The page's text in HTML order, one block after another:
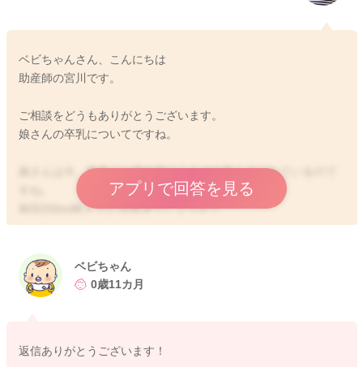
ベビちゃんさん、こんにちは
助産師の宮川です。
ご相談をどうもありがとうございます。
娘さんの卒乳についてですね。
娘さんは今、毎食ごと寝る前にミルクを飲んでくれているので
毎回200ml飲んでいる状況でしょうか？
活発によく動いてくれていることもあり、体重の増えも緩やか
今の摂取エネルギー量、水分量を考えると急に無くしてしまう
今のミルク量や離乳食の摂取量によって、今のペースがあると
アプリで回答を見る
ベビちゃん
0歳11カ月
返信ありがとうございます！